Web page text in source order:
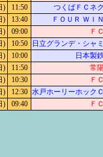
)
11:50
つくばＦＣネ
)
13:40 ＦＯＵＲ ＷＩ
) 09:00
Ｆ
)
10:50
日立グランデ・シャ
)
10:00
日本製
)
11:50 常
) 10:30
Ｆ
)
12:30 水戸ホーリーホック
) 09:40 Ｆ